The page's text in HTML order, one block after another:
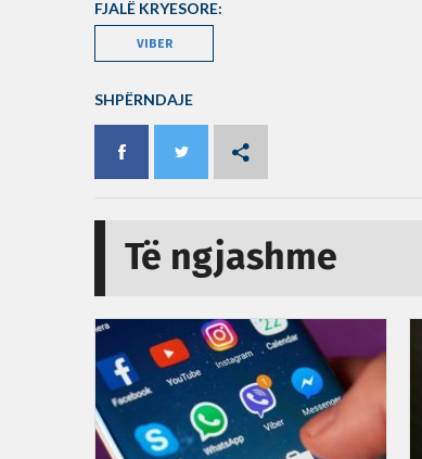
FJALË KRYESORE:
VIBER
SHPËRNDAJE
Të ngjashme